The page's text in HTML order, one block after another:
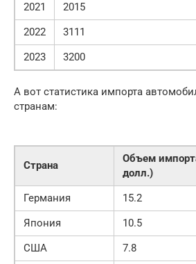
2021
2015
2022
3111
2023
3200
А вот статистика импорта
странам:
Страна
Объем
долл.)
Германия
15.2
Япония
10.5
США
7.8